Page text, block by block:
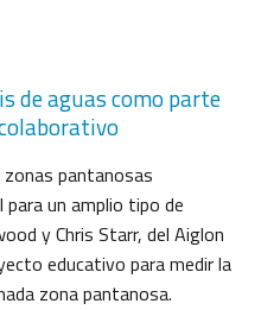
de aguas como parte
zonas pantanosas
un amplio tipo de
y Chris Starr, del Aiglon
educativo para medir la
zona pantanosa.